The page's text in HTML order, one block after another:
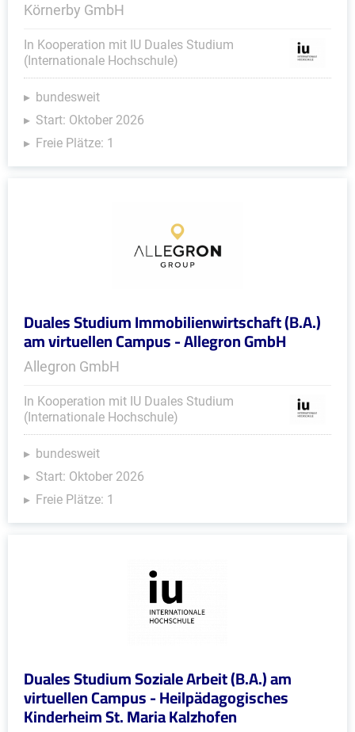
Körnerby GmbH
In Kooperation mit IU Duales Studium
(Internationale Hochschule)
bundesweit
Start: Oktober 2026
Freie Plätze: 1
Duales Studium Immobilienwirtschaft (B.A.)
am virtuellen Campus - Allegron GmbH
Allegron GmbH
In Kooperation mit IU Duales Studium
(Internationale Hochschule)
bundesweit
Start: Oktober 2026
Freie Plätze: 1
Duales Studium Soziale Arbeit (B.A.) am
virtuellen Campus - Heilpädagogisches
Kinderheim St. Maria Kalzhofen